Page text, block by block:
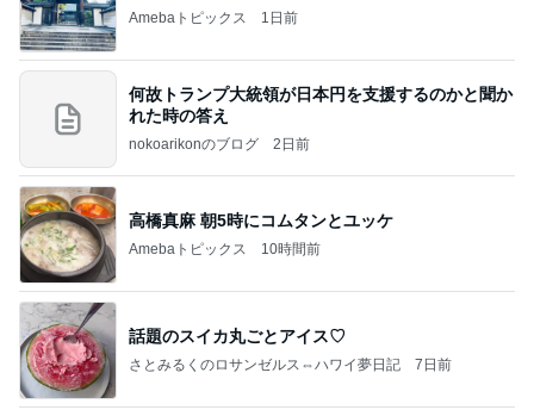
Amebaトピックス 1日前
何故トランプ大統領が日本円を支援するのかと聞か
れた時の答え
nokoarikonのブログ 2日前
高橋真麻 朝5時にコムタンとユッケ
Amebaトピックス 10時間前
話題のスイカ丸ごとアイス♡
さとみるくのロサンゼルス⇔ハワイ夢日記 7日前